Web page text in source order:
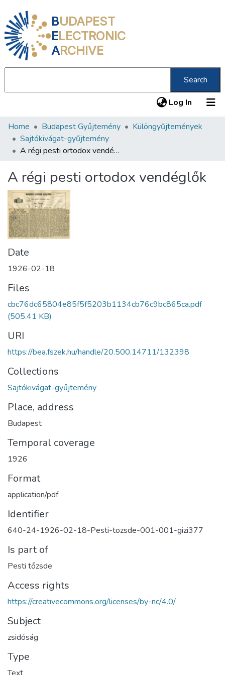
BUDAPEST
ELECTRONIC
ARCHIVE
Search
Log In (current)
Communities & Collections
All of DSpace
About us
Home Budapest Gyűjtemény
Különgyűjtemények
Sajtókivágat-gyűjtemény
A régi pesti ortodox vendéglők
A régi pesti ortodox vendéglők
Date
1926-02-18
Files
cbc76dc65804e85f5f5203b1134cb76c9bc865ca.pdf
(505.41 KB)
URI
https://bea.fszek.hu/handle/20.500.14711/132398
Collections
Sajtókivágat-gyűjtemény
Place, address
Budapest
Temporal coverage
1926
Format
application/pdf
Identifier
640-24-1926-02-18-Pesti-tozsde-001-001-gizi377
Is part of
Pesti tőzsde
Access rights
https://creativecommons.org/licenses/by-nc/4.0/
Subject
zsidóság
Type